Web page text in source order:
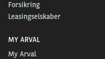
Forsikring
Leasingselskaber
MY ARVAL
My Arval